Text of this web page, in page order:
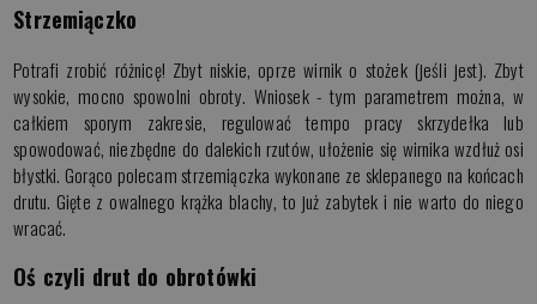
Strzemiączko
Potrafi zrobić różnicę! Zbyt niskie, oprze wirnik o stożek (jeśli jest). Zbyt
wysokie, mocno spowolni obroty. Wniosek - tym parametrem można, w
całkiem sporym zakresie, regulować tempo pracy skrzydełka lub
spowodować, niezbędne do dalekich rzutów, ułożenie się wirnika wzdłuż osi
błystki. Gorąco polecam strzemiączka wykonane ze sklepanego na końcach
drutu. Gięte z owalnego krążka blachy, to już zabytek i nie warto do niego
wracać.
Oś czyli drut do obrotówki